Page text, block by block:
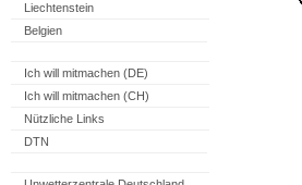
Liechtenstein
Belgien
Ich will mitmachen (DE)
Ich will mitmachen (CH)
Nützliche Links
DTN